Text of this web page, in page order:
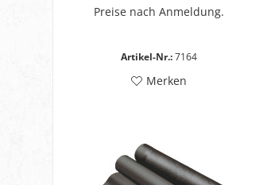
Preise nach Anmeldung.
Artikel-Nr.:7164
Merken